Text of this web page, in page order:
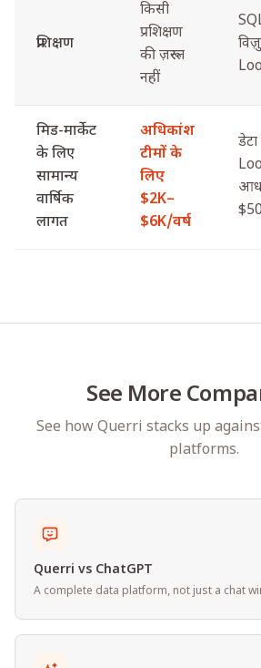
प्रशिक्षण
किसी
प्रशिक्षण
की ज़रूरत
नहीं
मिड-मार्केट
के लिए
सामान्य
वार्षिक
लागत
अधिकांश
टीमों के
लिए
$2K–
$6K/वर्ष
See More
See how Querri stacks up
platforms.
Querri vs ChatGPT
A complete data platform, not just a chat